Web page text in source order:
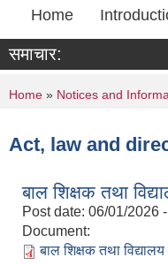
Home
समाचार:
You are here
Home » Notices and
Act, law and
बाल शिक्षक तथा
Post date: 06/01/2026
Document:
बाल शिक्षक तथा